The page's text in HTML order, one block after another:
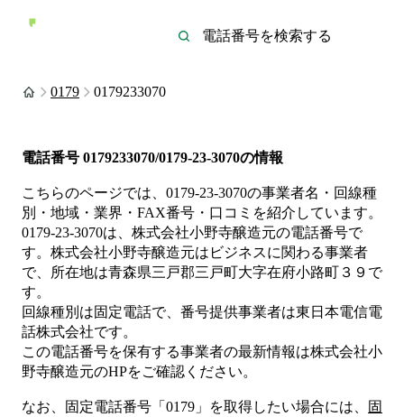
0179 0179233070
電話番号 0179233070/0179-23-3070の情報
こちらのページでは、 0179-23-3070の事業者名・回線種
別・地域・業界・FAX番号・口コミを紹介しています。
0179-23-3070は、 株式会社小野寺醸造元の電話番号で
す。 株式会社小野寺醸造元は ビジネスに関わる事業者
で、所在地は青森県三戸郡三戸町大字在府小路町３９ で
す。
回線種別は固定電話で、番号提供事業者は東日本電信電
話株式会社です。
この電話番号を保有する事業者の最新情報は株式会社小
野寺醸造元のHPをご確認ください。
なお、固定電話番号「 0179 」を取得したい場合には、
固